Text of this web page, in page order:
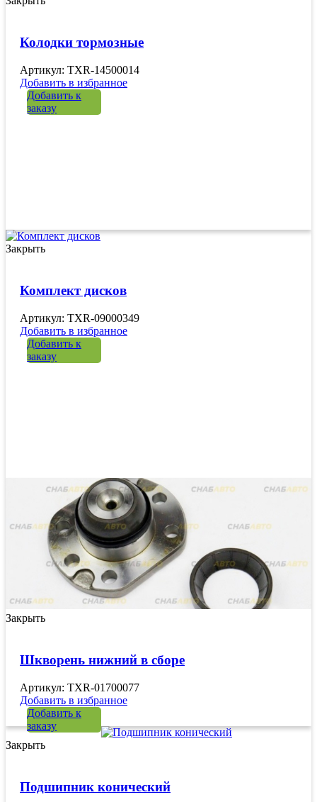
Колодки тормозные
Артикул: TXR-14500014
Добавить в избранное
Добавить к
заказу
Закрыть
Комплект дисков
Артикул: TXR-09000349
Добавить в избранное
Добавить к
заказу
Закрыть
Шкворень нижний в сборе
Артикул: TXR-01700077
Добавить в избранное
Добавить к
заказу
Закрыть
Подшипник конический